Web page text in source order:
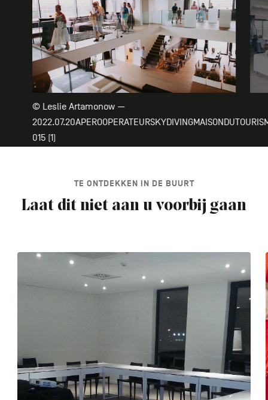
© Leslie Artamonow —
015 (1)
TE ONTDEKKEN IN DE BUURT
Laat dit niet aan u voorbij gaan